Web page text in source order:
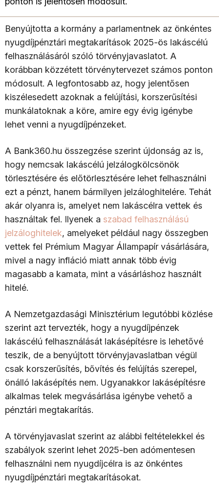
Benyújtotta a kormány a parlamentnek az önkéntes
nyugdíjpénztári megtakarítások 2025-ös lakáscélú
felhasználásáról szóló törvényjavaslatot. A
korábban közzétett törvénytervezet számos ponton
módosult. A legfontosabb az, hogy jelentősen
kiszélesedett azoknak a felújítási, korszerűsítési
munkálatoknak a köre, amire egy évig igénybe
lehet venni a nyugdíjpénzeket.
A Bank360.hu összegzése szerint újdonság az is,
hogy nemcsak lakáscélú jelzálogkölcsönök
törlesztésére és előtörlesztésére lehet felhasználni
ezt a pénzt, hanem bármilyen jelzáloghitelére. Tehát
akár olyanra is, amelyet nem lakáscélra vettek és
használtak fel. Ilyenek a szabad felhasználású
jelzáloghitelek, amelyeket például nagy összegben
vettek fel Prémium Magyar Állampapír vásárlására,
mivel a nagy infláció miatt annak több évig
magasabb a kamata, mint a vásárláshoz használt
hitelé.
A Nemzetgazdasági Minisztérium legutóbbi közlése
szerint azt tervezték, hogy a nyugdíjpénzek
lakáscélú felhasználását lakásépítésre is lehetővé
teszik, de a benyújtott törvényjavaslatban végül
csak korszerűsítés, bővítés és felújítás szerepel,
önálló lakásépítés nem. Ugyanakkor lakásépítésre
alkalmas telek megvásárlása igénybe vehető a
pénztári megtakarítás.
A törvényjavaslat szerint az alábbi feltételekkel és
szabályok szerint lehet 2025-ben adómentesen
felhasználni nem nyugdíjcélra is az önkéntes
nyugdíjpénztári megtakarításokat.